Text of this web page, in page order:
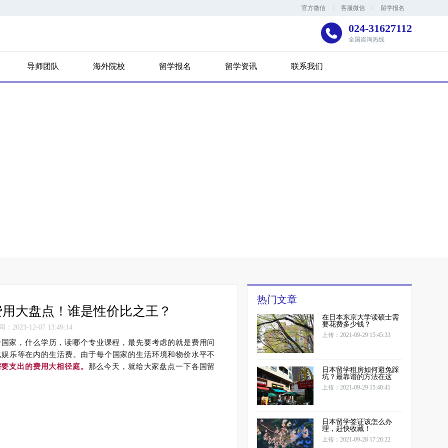
官方微信 客服微信 留学报名
024-31627112
全国咨询热线
导师团队 海外院校 留学报名 留学资讯 联系我们
大盘点！谁是性价比之王？
：2023-12-07 13:49:14
家，什么学历，读哪个专业课程，最先要考虑的就是费用问
乐等在内的生活费。 由于每个国家的生活环境和物价水平不
支出的费用大相径庭。 那么今天，就给大家盘点一下各国留
热门文章
在日本东京大学读硕士需
要花费多少钱？
上传：2021-09-29 15:45:33
日本留学租房如何避免踩
坑？最靠谱的方法在这
上传：2021-09-29 15:40:41
日本留学签证该怎么办
理，赶快收藏！
上传：2021-09-28 17:26:22